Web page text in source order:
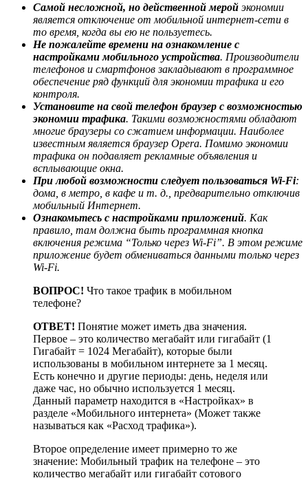
Самой несложной, но действенной мерой экономии
является отключение от мобильной интернет-сети в
то время, когда вы ею не пользуетесь.
Не пожалейте времени на ознакомление с
настройками мобильного устройства. Производители
телефонов и смартфонов закладывают в программное
обеспечение ряд функций для экономии трафика и его
контроля.
Установите на свой телефон браузер с возможностью
экономии трафика. Такими возможностями обладают
многие браузеры со сжатием информации. Наиболее
известным является браузер Opera. Помимо экономии
трафика он подавляет рекламные объявления и
всплывающие окна.
При любой возможности следует пользоваться Wi-Fi:
дома, в метро, в кафе и т. д., предварительно отключив
мобильный Интернет.
Ознакомьтесь с настройками приложений. Как
правило, там должна быть программная кнопка
включения режима “Только через Wi-Fi”. В этом режиме
приложение будет обмениваться данными только через
Wi-Fi.
ВОПРОС! Что такое трафик в мобильном
телефоне?
ОТВЕТ! Понятие может иметь два значения.
Первое – это количество мегабайт или гигабайт (1
Гигабайт = 1024 Мегабайт), которые были
использованы в мобильном интернете за 1 месяц.
Есть конечно и другие периоды: день, неделя или
даже час, но обычно используется 1 месяц.
Данный параметр находится в «Настройках» в
разделе «Мобильного интернета» (Может также
называться как «Расход трафика»).
Второе определение имеет примерно то же
значение: Мобильный трафик на телефоне – это
количество мегабайт или гигабайт сотового